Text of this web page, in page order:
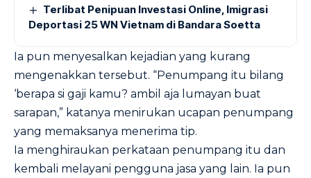
Terlibat Penipuan Investasi Online, Imigrasi
Deportasi 25 WN Vietnam di Bandara Soetta
Ia pun menyesalkan kejadian yang kurang
mengenakkan tersebut. “Penumpang itu bilang
‘berapa si gaji kamu? ambil aja lumayan buat
sarapan,” katanya menirukan ucapan penumpang
yang memaksanya menerima tip.
Ia menghiraukan perkataan penumpang itu dan
kembali melayani pengguna jasa yang lain. Ia pun